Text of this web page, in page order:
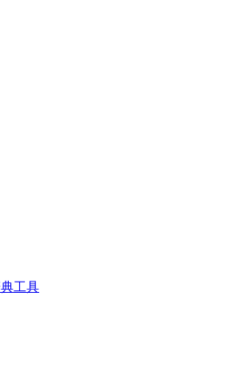
工具